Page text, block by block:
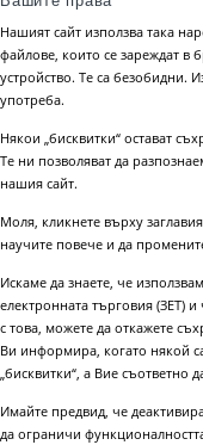
Нашият сайт използва така
файлове, които се зареждат в
устройство. Те са безобидни.
употреба.
Някои „бисквитки“ остават
Те ни позволяват да
нашия сайт.
Моля, кликнете върху
научите повече и да
Искаме да знаете, че
електронната търговия (ЗЕТ) и
с това, можете да откажете
Ви информира, когато някой
„бисквитки“, а Вие съответно
Имайте предвид, че
да ограничи